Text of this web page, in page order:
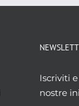
Iscriviti
nostre